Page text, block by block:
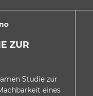
ZUR
Studie zur
eines